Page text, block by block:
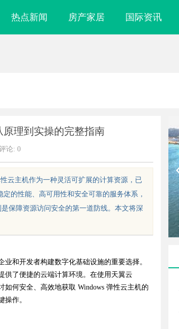
热点新闻 房产家居 国际资讯
理到实操的完整指南
论: 0
云主机作为一种灵活可扩展的计算资源，已
的性能、高可用性和安全可靠的服务体系，
保障资源访问安全的第一道防线。本文将深
和开发者构建数字化基础设施的重要选择。
供了便捷的云端计算环境。在使用天翼云
何安全、高效地获取 Windows 弹性云主机的
操作。